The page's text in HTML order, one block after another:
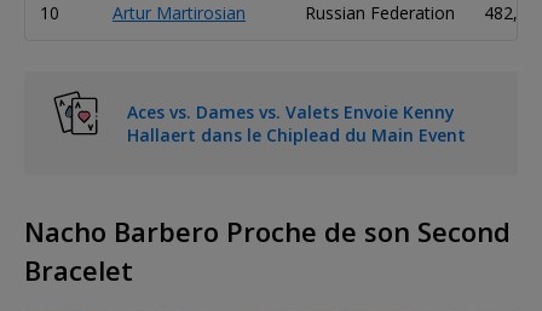
10 Artur Martirosian Russian Federation
Aces vs. Dames vs. Valets Envoie Kenny
Hallaert dans le Chiplead du Main Event
Nacho Barbero Proche de son Second
Bracelet